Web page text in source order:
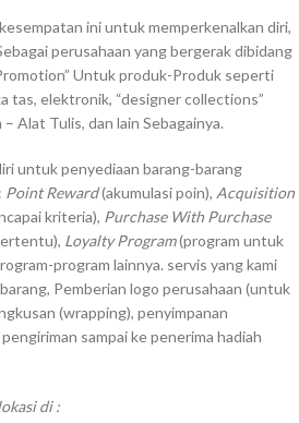
ini untuk memperkenalkan diri,
perusahaan yang bergerak dibidang
Untuk produk-Produk seperti
tas, elektronik, “designer collections”
Alat Tulis, dan lain Sebagainya.
untuk penyediaan barang-barang
Point Reward(akumulasi poin), Acquisition
kriteria), Purchase With Purchase
Loyalty Program(program untuk
program lainnya. servis yang kami
Pemberian logo perusahaan (untuk
(wrapping), penyimpanan
sampai ke penerima hadiah
di :